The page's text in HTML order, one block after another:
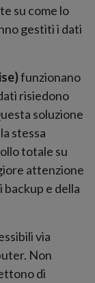
su come lo
gestiti i dati
funzionano
risiedono
soluzione
stessa
totale su
attenzione
e della
via
Non
di